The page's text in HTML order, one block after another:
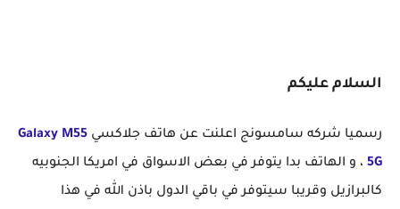
السلام عليكم
رسميا شركه سامسونج اعلنت عن هاتف جلاكسي Galaxy M55
5G ، و الهاتف بدا يتوفر في بعض الاسواق في امريكا الجنوبيه
كالبرازيل وقريبا سيتوفر في باقي الدول باذن الله في هذا